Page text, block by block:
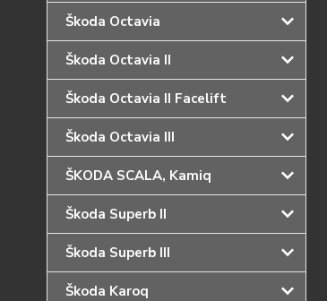
Škoda Octavia
Škoda Octavia II
Škoda Octavia II Facelift
Škoda Octavia III
ŠKODA SCALA, Kamiq
Škoda Superb II
Škoda Superb III
Škoda Karoq